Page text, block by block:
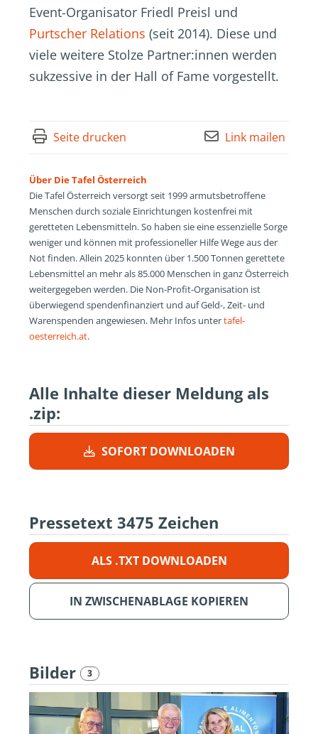
Event-Organisator Friedl Preisl und
Purtscher Relations (seit 2014). Diese und
viele weitere Stolze Partner:innen werden
sukzessive in der Hall of Fame vorgestellt.
Seite drucken Link mailen
Über Die Tafel Österreich
Die Tafel Österreich versorgt seit 1999 armutsbetroffene
Menschen durch soziale Einrichtungen kostenfrei mit
geretteten Lebensmitteln. So haben sie eine essenzielle Sorge
weniger und können mit professioneller Hilfe Wege aus der
Not finden. Allein 2025 konnten über 1.500 Tonnen gerettete
Lebensmittel an mehr als 85.000 Menschen in ganz Österreich
weitergegeben werden. Die Non-Profit-Organisation ist
überwiegend spendenfinanziert und auf Geld-, Zeit- und
Warenspenden angewiesen. Mehr Infos untertafel-
oesterreich.at.
Alle Inhalte dieser Meldung als
.zip:
SOFORT DOWNLOADEN
Pressetext 3475 Zeichen
ALS .TXT DOWNLOADEN
IN ZWISCHENABLAGE KOPIEREN
Bilder 3